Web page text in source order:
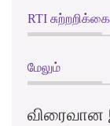
RTI
மேலும்